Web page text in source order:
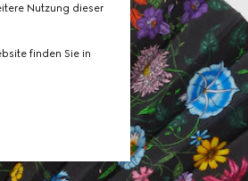
Nutzung dieser
finden Sie in